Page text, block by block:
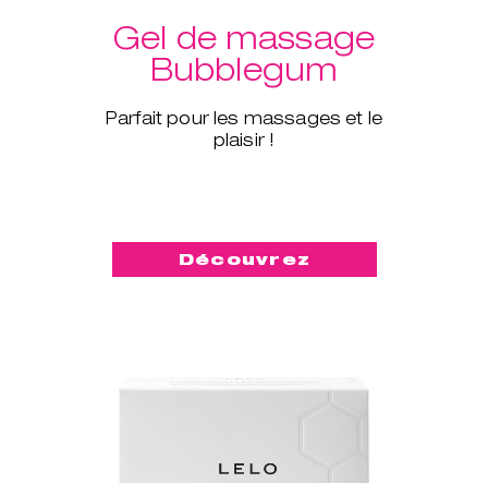
Gel de massage
Bubblegum
Parfait pour les massages et le
plaisir !
Découvrez